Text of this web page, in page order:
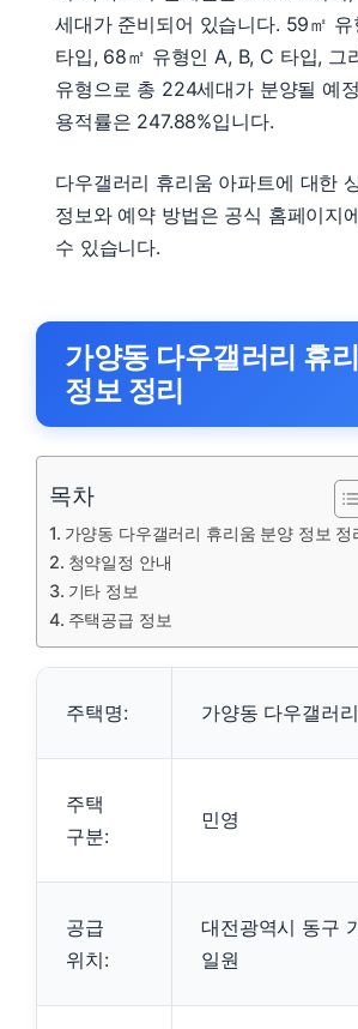
세대가 준비되어 있습니다. 59㎡
타입, 68㎡ 유형인 A, B, C 타입, 그
유형으로 총 224세대가 분양될 예
용적률은 247.88%입니다.
다우갤러리 휴리움 아파트에 대한
정보와 예약 방법은 공식 홈페이지
수 있습니다.
가양동 다우갤러리 휴
정보 정리
목차
가양동 다우갤러리 휴리움 분양 정보 정
청약일정 안내
기타 정보
주택공급 정보
주택명: 가양동 다우갤러
주택
구분:
민영
공급
위치:
대전광역시 동구
일원